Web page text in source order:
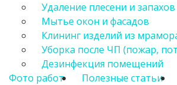
Удаление плесени и запахов
Мытье окон и фасадов
Клининг изделий из
Уборка после ЧП (пожар,
Дезинфекция помещений
Фото работ
Полезные статьи